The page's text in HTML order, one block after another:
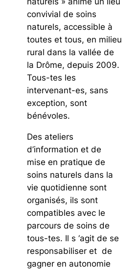
convivial de soins
naturels, accessible à
toutes et tous, en milieu
rural dans la vallée de
la Drôme, depuis 2009.
Tous-tes les
intervenant-es, sans
exception, sont
bénévoles.
Des ateliers
d’information et de
mise en pratique de
soins naturels dans la
vie quotidienne sont
organisés, ils sont
compatibles avec le
parcours de soins de
tous-tes. Il s ‘agit de se
responsabiliser et de
gagner en autonomie